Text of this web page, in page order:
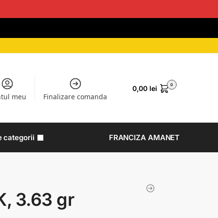
meu Finalizare comanda
0,00 lei 0
categorii FRANCIZA AMANET
3.63 gr